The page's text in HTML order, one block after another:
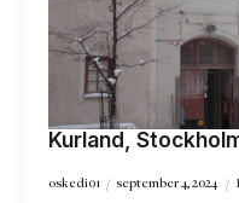
Kurland,
oskedi01 september 4, 2024